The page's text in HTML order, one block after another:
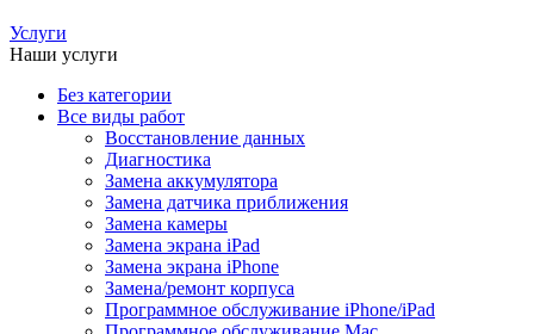
Услуги
Наши услуги
Без категории
Все виды работ
Восстановление данных
Диагностика
Замена аккумулятора
Замена датчика приближения
Замена камеры
Замена экрана iPad
Замена экрана iPhone
Замена/ремонт корпуса
Программное обслуживание iPhone/iPad